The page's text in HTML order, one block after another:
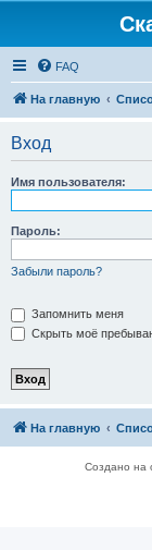
FAQ
На главную
Вход
Имя пользователя:
Пароль:
Забыли пароль?
Запомнить меня
Скрыть моё
На главную
Создано на